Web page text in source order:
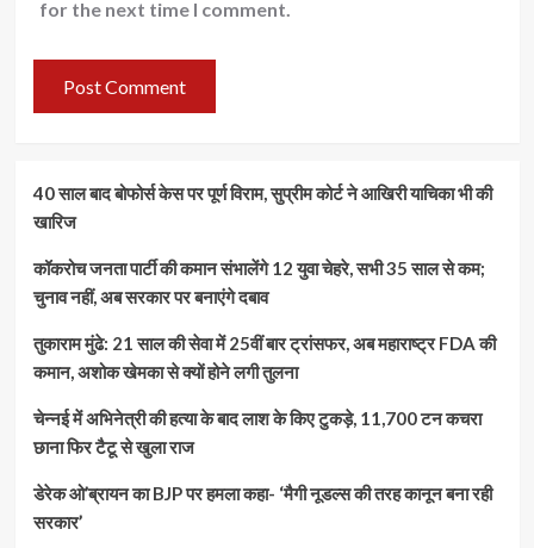
for the next time I comment.
40 साल बाद बोफोर्स केस पर पूर्ण विराम, सुप्रीम कोर्ट ने आखिरी याचिका भी की
खारिज
कॉकरोच जनता पार्टी की कमान संभालेंगे 12 युवा चेहरे, सभी 35 साल से कम;
चुनाव नहीं, अब सरकार पर बनाएंगे दबाव
तुकाराम मुंढे: 21 साल की सेवा में 25वीं बार ट्रांसफर, अब महाराष्ट्र FDA की
कमान, अशोक खेमका से क्यों होने लगी तुलना
चेन्नई में अभिनेत्री की हत्या के बाद लाश के किए टुकड़े, 11,700 टन कचरा
छाना फिर टैटू से खुला राज
डेरेक ओ’ब्रायन का BJP पर हमला कहा- ‘मैगी नूडल्स की तरह कानून बना रही
सरकार’